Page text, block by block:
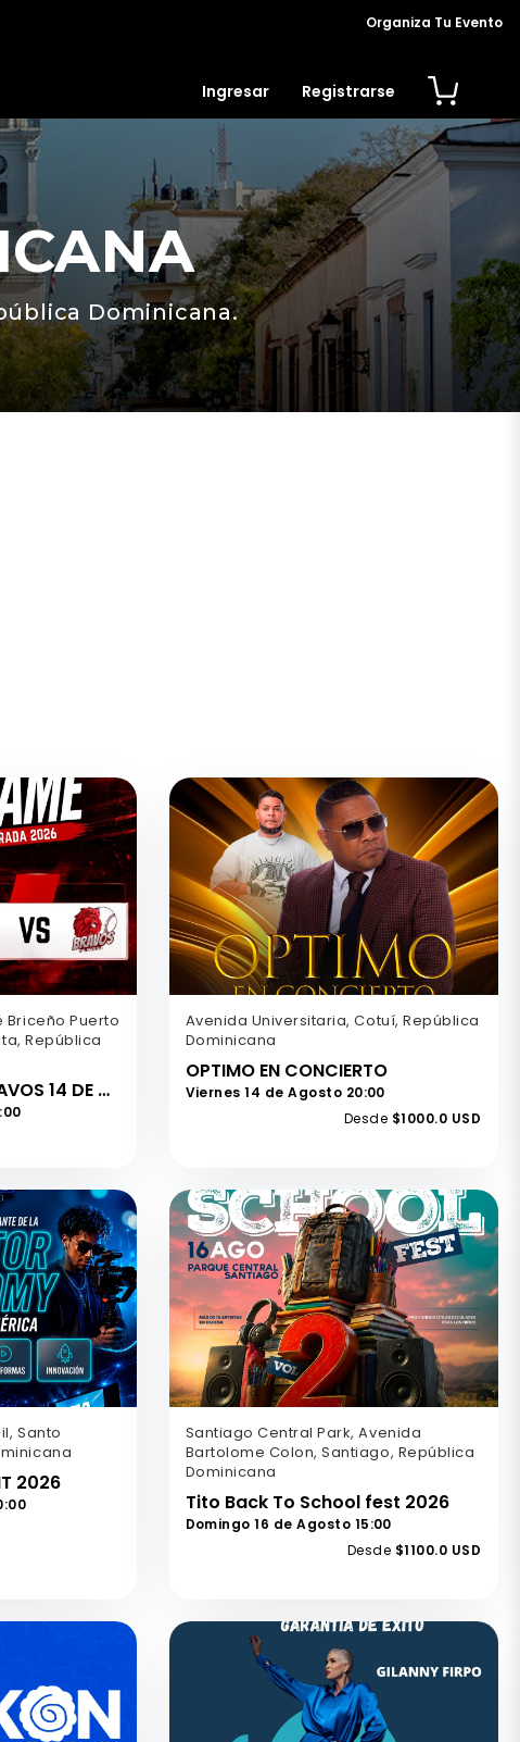
Organiza Tu Evento
Ingresar Registrarse
Dominicana.
Briceño Puerto
República
7- ATLÉTICOS VS BRAVOS 14 DE AGOSTO
Avenida Universitaria, Cotuí, República
Dominicana
OPTIMO EN CONCIERTO
Viernes 14 de Agosto 20:00
Desde $1000.0 USD
Santo
2026
Santiago Central Park, Avenida
Bartolome Colon, Santiago, República
Dominicana
Tito Back To School fest 2026
Domingo 16 de Agosto 15:00
Desde $1100.0 USD